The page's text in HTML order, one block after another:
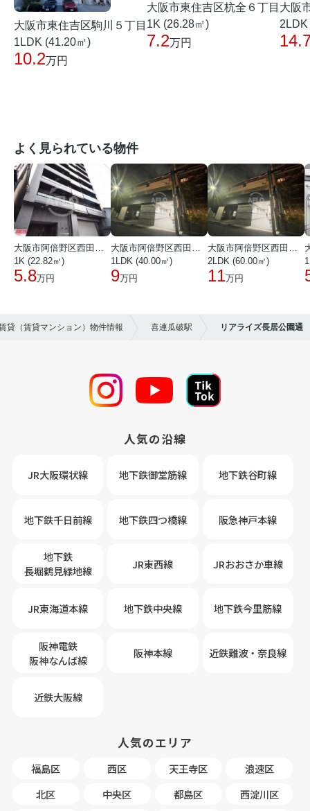
大阪市東住吉区駒川５丁目
1LDK (41.20㎡)
10.2万円
大阪市東住吉区杭全６丁目
1K (26.28㎡)
7.2万円
大阪
2LDK
よく見られている物件
1K (22.82㎡)
5.8万円
1LDK (40.00㎡)
9万円
2LDK (60.00㎡)
11万円
貸（賃貸マンション）物件情報 喜連瓜破駅 リアライズ長居公園通
人気の沿線
JR大阪環状線 地下鉄御堂筋線 地下鉄谷町線
地下鉄千日前線 地下鉄四つ橋線 阪急神戸本線
地下鉄
長堀鶴見緑地線
JR東西線 JRおおさか車線
JR東海道本線 地下鉄中央線 地下鉄今里筋線
阪神電鉄
阪神なんば線
阪神本線 近鉄難波・奈良線
近鉄大阪線
人気のエリア
福島区 西区 天王寺区
浪速区
北区
中央区 都島区
西淀川区